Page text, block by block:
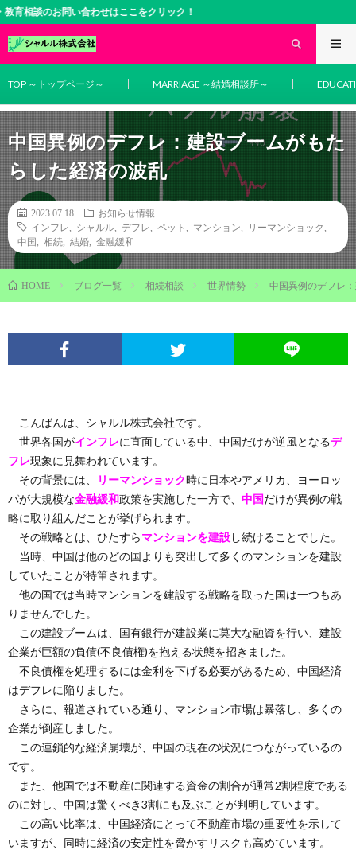
のお問い合わせはここをクリック！
TOP ～トップページ～ MARRIAGE ～結婚相談所～
中国異例のデフレ：建設ブームがもた
らした経済の波乱
2023.07.18
お知らせ情報
インフレ
シャルル デフレ ペット マンション リーマンショック
中国
相続 結婚 金融緩和
HOME ブログ一覧 相続相談 世界情勢 中国異例のデフレ
こんばんは、シャルル株式会社です。
世界各国がインフレに直面している中、中国だけが逆風となるデ
フレ現象に見舞われています。
その背景には、
リーマンショック時に日本やアメリカ、ヨーロッ
パが大規模な金融緩和政策を実施した一方で、 中国だけが異例の戦
略に取り組んだことが挙げられます。
その戦略とは、ひたすらマンションを建設し続けることでした。
当時、中国は他のどの国よりも突出して多くのマンションを建設
していたことが特筆されます。
他の国では当時マンションを建設する戦略を取った国は一つもあ
りませんでした。
この建設ブームは、国有銀行が建設業に莫大な融資を行い、建設
企業が巨額の負債(不良債権)を抱える状態を招きました。
不良債権を処理するには金利を下げる必要があるため、中国経済
はデフレに陥りました。
さらに、報道されている通り、マンション市場は暴落し、多くの
企業が倒産しました。
この連鎖的な経済崩壊が、中国の現在の状況につながっているの
です。
また、他国では不動産に関連する資金の割合が通常2割程度である
のに対し、中国は驚くべき3割にも及ぶことが判明しています。
この高い比率は、中国経済にとって不動産市場の重要性を示して
いますが、同時に経済の安定性を脅かすリスクも高めています。